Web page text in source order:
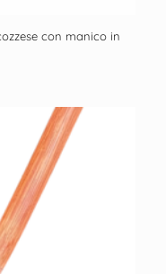
con manico in